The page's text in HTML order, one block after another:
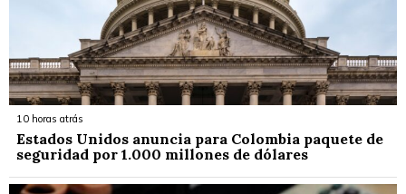
10 horas atrás
Estados Unidos anuncia para Colombia paquete de
seguridad por 1.000 millones de dólares